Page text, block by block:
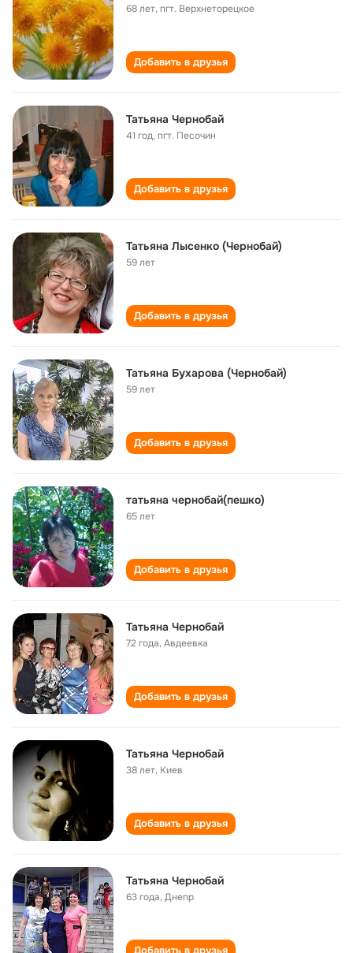
68 лет,пгт. Верхнеторецкое
Добавить в друзья
Татьяна Чернобай
41 год,пгт. Песочин
Добавить в друзья
Татьяна Лысенко (Чернобай)
59 лет
Добавить в друзья
Татьяна Бухарова (Чернобай)
59 лет
Добавить в друзья
татьяна чернобай(пешко)
65 лет
Добавить в друзья
Татьяна Чернобай
72 года,Авдеевка
Добавить в друзья
Татьяна Чернобай
38 лет, Киев
Добавить в друзья
Татьяна Чернобай
63 года,Днепр
Добавить в друзья